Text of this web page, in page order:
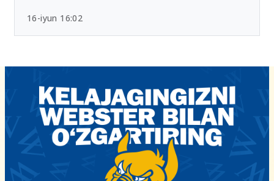
16-iyun 16:02